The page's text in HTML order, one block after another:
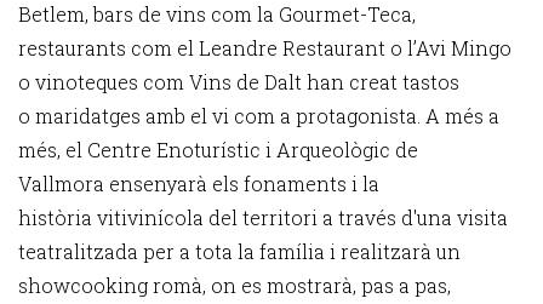
Betlem, bars de vins com la Gourmet-Teca,
restaurants com el Leandre Restaurant o l’Avi Mingo
o vinoteques com Vins de Dalt han creat tastos
o maridatges amb el vi com a protagonista. A més a
més, el Centre Enoturístic i Arqueològic de
Vallmora ensenyarà els fonaments i la
història vitivinícola del territori a través d'una visita
teatralitzada per a tota la família i realitzarà un
showcooking romà, on es mostrarà, pas a pas,